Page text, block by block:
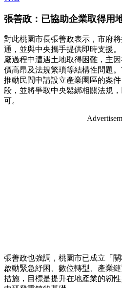
張善政：已協助企業取得用
對此桃園市長張善政表示，市府
通，並與中央攜手提供即時支援
廠過程中遭遇土地取得困難，主
價高昂及法規繁瑣等結構性問題
推動民間申請設立產業園區的案
段，並將爭取中央鬆綁相關法規
可。
張善政也強調，桃園市已成立「
啟動緊急紓困、數位轉型、產業
措施，目標是提升在地產業的韌